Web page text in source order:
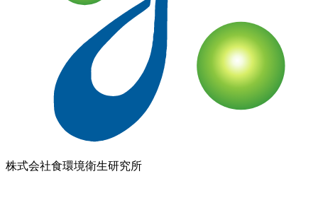
動物用医薬品薬事コンサルティング
質問・相談をする 検査・試験を依頼する
分析検査の流れ
品質管理体制
お知らせ コラム ブログ お役立ち情報
雑誌掲載情報 リンク集 用語辞典 ドッグ&キャ
ットのペットフード検査NAVI
アスベスト分析NAVI
性病検
このサイトについて プライバシーポリシー
商取引に基づく表示